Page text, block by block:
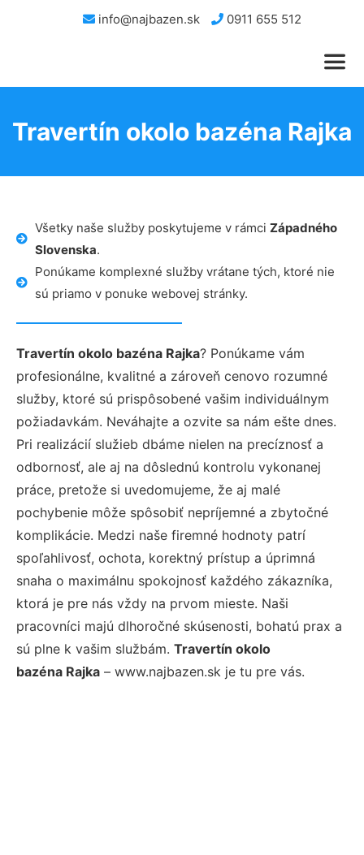
info@najbazen.sk 0911 655 512
Travertín okolo bazéna Rajka
Všetky naše služby poskytujeme v rámci Západného
Slovenska.
Ponúkame komplexné služby vrátane tých, ktoré nie
sú priamo v ponuke webovej stránky.
Travertín okolo bazéna Rajka? Ponúkame vám
profesionálne, kvalitné a zároveň cenovo rozumné
služby, ktoré sú prispôsobené vašim individuálnym
požiadavkám. Neváhajte a ozvite sa nám ešte dnes.
Pri realizácií služieb dbáme nielen na precíznosť a
odbornosť, ale aj na dôslednú kontrolu vykonanej
práce, pretože si uvedomujeme, že aj malé
pochybenie môže spôsobiť nepríjemné a zbytočné
komplikácie. Medzi naše firemné hodnoty patrí
spoľahlivosť, ochota, korektný prístup a úprimná
snaha o maximálnu spokojnosť každého zákazníka,
ktorá je pre nás vždy na prvom mieste. Naši
pracovníci majú dlhoročné skúsenosti, bohatú prax a
sú plne k vašim službám. Travertín okolo
bazéna Rajka – www.najbazen.sk je tu pre vás.